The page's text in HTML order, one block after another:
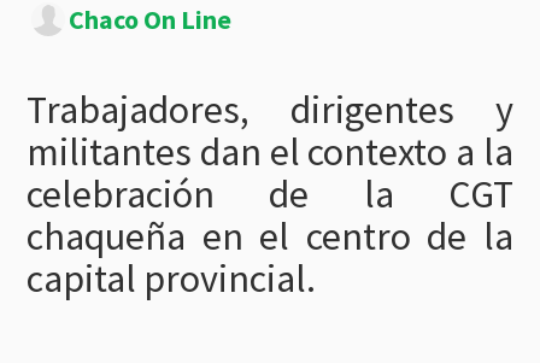
Chaco On Line
Trabajadores, dirigentes y
militantes dan el contexto a la
celebración de la CGT
chaqueña en el centro de la
capital provincial.